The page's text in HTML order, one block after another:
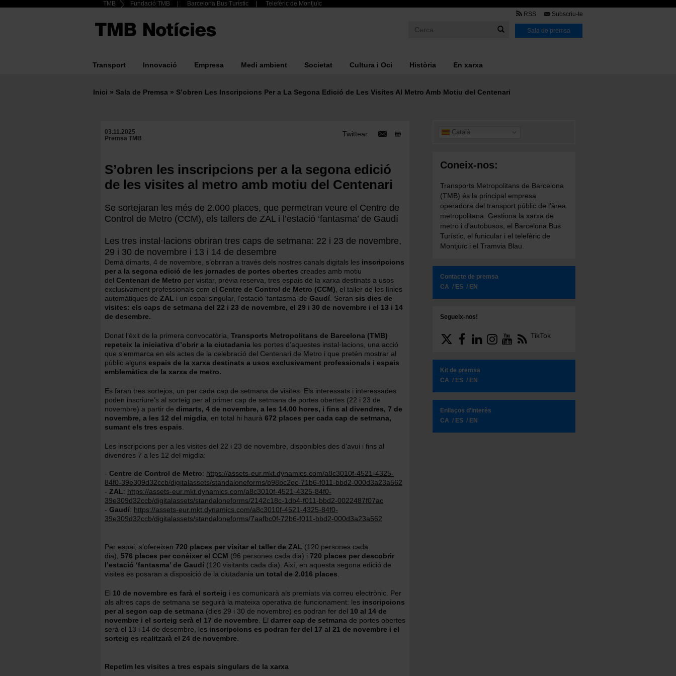
Header
Top
menu
TMB Fundació TMB Barcelona Bus Turístic Telefèric de Montjuïc
TMB
Link
RSS Subscriu-te
Sala de premsa
Main
navigation
Transport Innovació Empresa Medi ambient Societat Cultura i Oci Història En xarxa
Inici Sala de Premsa S’obren Les Inscripcions Per a La Segona Edició de Les Visites Al Metro Amb Motiu del Centenari
Twittear
03.11.2025
Premsa TMB
S’obren les inscripcions per a la segona edició
de les visites al metro amb motiu del Centenari
Se sortejaran les més de 2.000 places, que permetran veure el Centre de
Control de Metro (CCM), els tallers de ZAL i l’estació ‘fantasma’ de Gaudí
Les tres instal·lacions obriran tres caps de setmana: 22 i 23 de novembre,
29 i 30 de novembre i 13 i 14 de desembre
Demà dimarts, 4 de novembre, s’obriran a través dels nostres canals digitals les inscripcions
per a la segona edició de les jornades de portes obertes creades amb motiu
del Centenari de Metro per visitar, prèvia reserva, tres espais de la xarxa destinats a usos
exclusivament professionals com el Centre de Control de Metro (CCM) , el taller de les línies
automàtiques de ZAL i un espai singular, l’estació ‘fantasma’ de Gaudí . Seran sis dies de
visites: els caps de setmana del 22 i 23 de novembre, el 29 i 30 de novembre i el 13 i 14
de desembre.
Donat l’èxit de la primera convocatòria, Transports Metropolitans de Barcelona (TMB)
repeteix la iniciativa d’obrir a la ciutadania les portes d’aquestes instal·lacions, una acció
que s’emmarca en els actes de la celebració del Centenari de Metro i que pretén mostrar al
públic alguns espais de la xarxa destinats a usos exclusivament professionals i espais
emblemàtics de la xarxa de metro.
Es faran tres sortejos, un per cada cap de setmana de visites. Els interessats i interessades
poden inscriure’s al sorteig per al primer cap de setmana de portes obertes (22 i 23 de
novembre) a partir de dimarts, 4 de novembre, a les 14.00 hores, i fins al divendres, 7 de
novembre, a les 12 del migdia , en total hi haurà 672 places per cada cap de setmana,
sumant els tres espais
Les inscripcions per a les visites del 22 i 23 de novembre, disponibles des d'avui i fins al
divendres 7 a les 12 del migdia:
- Centre de Control de Metro: https://assets-eur.mkt.dynamics.com/a8c3010f-4521-4325-
84f0-39e309d32ccb/digitalassets/standaloneforms/b98bc2ec-71b6-f011-bbd2-000d3a23a562
- ZAL: https://assets-eur.mkt.dynamics.com/a8c3010f-4521-4325-84f0-
39e309d32ccb/digitalassets/standaloneforms/2142c18c-1db4-f011-bbd2-0022487f07ac
- Gaudí: https://assets-eur.mkt.dynamics.com/a8c3010f-4521-4325-84f0-
39e309d32ccb/digitalassets/standaloneforms/7aafbc0f-72b6-f011-bbd2-000d3a23a562
Per espai, s’ofereixen 720 places per visitar el taller de ZAL (120 persones cada
dia), 576 places per conèixer el CCM (96 persones cada dia) i 720 places per descobrir
l’estació ‘fantasma’ de Gaudí (120 visitants cada dia). Així, en aquesta segona edició de
visites es posaran a disposició de la ciutadania un total de 2.016 places
El 10 de novembre es farà el sorteig i es comunicarà als premiats via correu electrònic. Per
als altres caps de setmana se seguirà la mateixa operativa de funcionament: les inscripcions
per al segon cap de setmana (dies 29 i 30 de novembre) es podran fer del 10 al 14 de
novembre i el sorteig serà el 17 de novembre . El darrer cap de setmana de portes obertes
serà el 13 i 14 de desembre, les inscripcions es podran fer del 17 al 21 de novembre i el
sorteig es realitzarà el 24 de novembre
Repetim les visites a tres espais singulars de la xarxa
Català
Coneix-nos:
Transports Metropolitans de Barcelona
(TMB) és la principal empresa
operadora del transport públic de l'àrea
metropolitana. Gestiona la xarxa de
metro i d'autobusos, el Barcelona Bus
Turístic, el funicular i el telefèric de
Montjuïc i el Tramvia Blau.
Contacte de premsa
CA
ES EN
Segueix-nos!
TikTok
Kit de premsa
CA
ES EN
Enllaços d’interès
CA
ES EN